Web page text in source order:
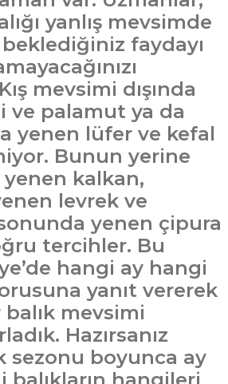
yanlış mevsimde
faydayı
mevsimi dışında
ve palamut ya da
yenen lüfer ve kefal
Bunun yerine
yenen kalkan,
levrek ve
yenen çipura
tercihler. Bu
hangi ay hangi
yanıt vererek
mevsimi
Hazırsanız
sezonu boyunca ay